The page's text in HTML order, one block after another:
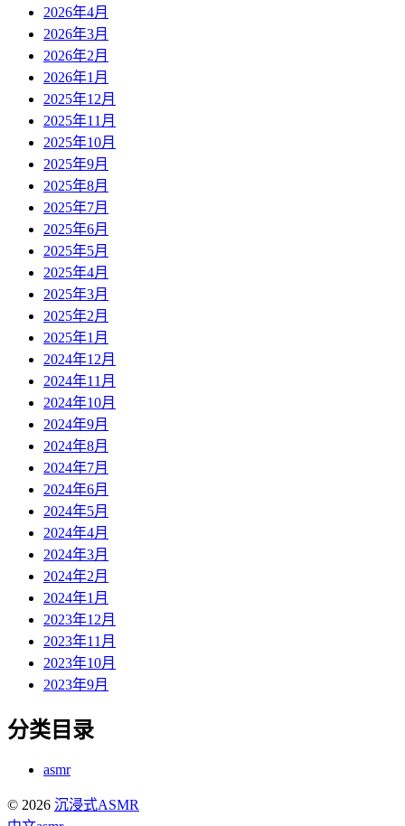
2026年4月
2026年3月
2026年2月
2026年1月
2025年12月
2025年11月
2025年10月
2025年9月
2025年8月
2025年7月
2025年6月
2025年5月
2025年4月
2025年3月
2025年2月
2025年1月
2024年12月
2024年11月
2024年10月
2024年9月
2024年8月
2024年7月
2024年6月
2024年5月
2024年4月
2024年3月
2024年2月
2024年1月
2023年12月
2023年11月
2023年10月
2023年9月
分类目录
asmr
© 2026 沉浸式ASMR